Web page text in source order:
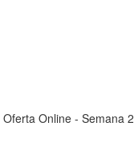
Online - Semana 2